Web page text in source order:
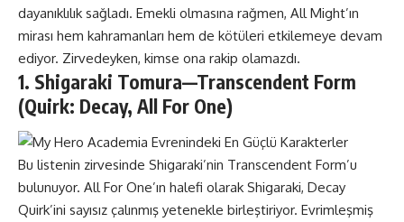
dayanıklılık sağladı. Emekli olmasına rağmen, All Might’ın
mirası hem kahramanları hem de kötüleri etkilemeye devam
ediyor. Zirvedeyken, kimse ona rakip olamazdı.
1. Shigaraki Tomura—Transcendent Form
(Quirk: Decay, All For One)
Bu listenin zirvesinde Shigaraki’nin Transcendent Form’u
bulunuyor. All For One’ın halefi olarak Shigaraki, Decay
Quirk’ini sayısız çalınmış yetenekle birleştiriyor. Evrimleşmiş